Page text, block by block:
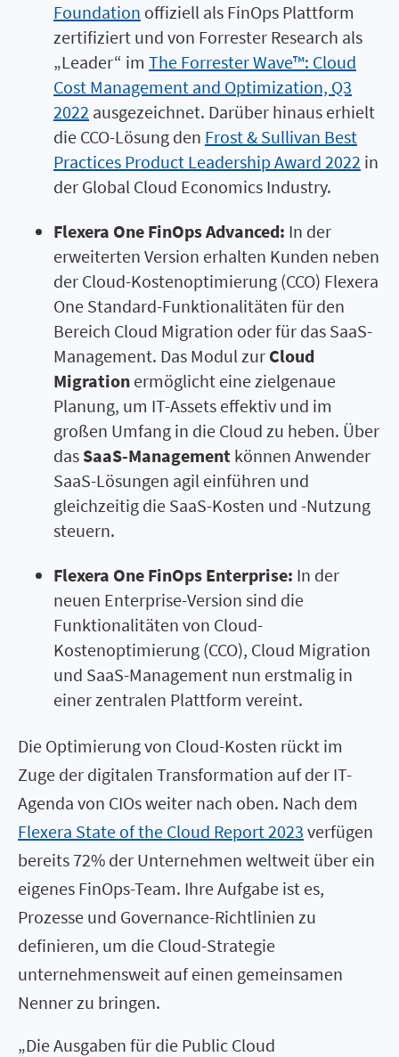
Foundation offiziell als FinOps Plattform
zertifiziert und von Forrester Research als
„Leader“ im The Forrester Wave™: Cloud
Cost Management and Optimization, Q3
2022 ausgezeichnet. Darüber hinaus erhielt
die CCO-Lösung den Frost & Sullivan Best
Practices Product Leadership Award 2022 in
der Global Cloud Economics Industry.
Flexera One FinOps Advanced: In der
erweiterten Version erhalten Kunden neben
der Cloud-Kostenoptimierung (CCO) Flexera
One Standard-Funktionalitäten für den
Bereich Cloud Migration oder für das SaaS-
Management. Das Modul zur Cloud
Migration ermöglicht eine zielgenaue
Planung, um IT-Assets effektiv und im
großen Umfang in die Cloud zu heben. Über
das SaaS-Management können Anwender
SaaS-Lösungen agil einführen und
gleichzeitig die SaaS-Kosten und -Nutzung
steuern.
Flexera One FinOps Enterprise: In der
neuen Enterprise-Version sind die
Funktionalitäten von Cloud-
Kostenoptimierung (CCO), Cloud Migration
und SaaS-Management nun erstmalig in
einer zentralen Plattform vereint.
Die Optimierung von Cloud-Kosten rückt im
Zuge der digitalen Transformation auf der IT-
Agenda von CIOs weiter nach oben. Nach dem
Flexera State of the Cloud Report 2023 verfügen
bereits 72% der Unternehmen weltweit über ein
eigenes FinOps-Team. Ihre Aufgabe ist es,
Prozesse und Governance-Richtlinien zu
definieren, um die Cloud-Strategie
unternehmensweit auf einen gemeinsamen
Nenner zu bringen.
„Die Ausgaben für die Public Cloud